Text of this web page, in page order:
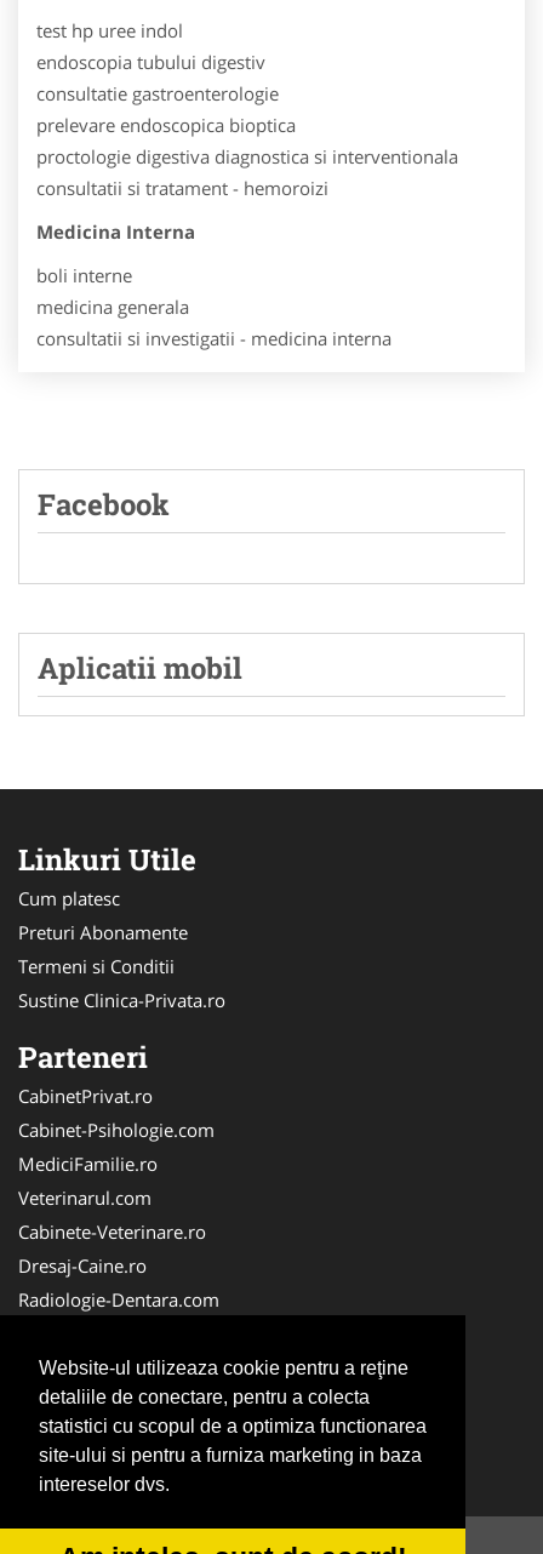
Website-ul utilizeaza cookie pentru a reţine
detaliile de conectare, pentru a colecta
statistici cu scopul de a optimiza functionarea
site-ului si pentru a furniza marketing in baza
intereselor dvs.
test hp uree indol
endoscopia tubului digestiv
consultatie gastroenterologie
prelevare endoscopica bioptica
proctologie digestiva diagnostica si interventionala
consultatii si tratament - hemoroizi
Medicina Interna
boli interne
medicina generala
consultatii si investigatii - medicina interna
Facebook
Aplicatii mobil
Linkuri Utile
Cum platesc
Preturi Abonamente
Termeni si Conditii
Sustine Clinica-Privata.ro
Parteneri
CabinetPrivat.ro
Cabinet-Psihologie.com
MediciFamilie.ro
Veterinarul.com
Cabinete-Veterinare.ro
Dresaj-Caine.ro
Radiologie-Dentara.com
Cabinet-Individual.ro
Medic-Bun.com
Oftalmologul.ro
Stomatologul.com